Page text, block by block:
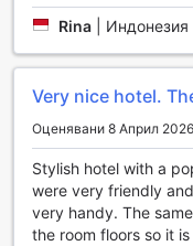
фитнес център в
насладят на
оборудване, което
кардио тренировки
намерите всичко
тренировка.
активна почивка в
Удобства в Drawing
Високо Ниво
Rina
Very nice hotel.
Оценявани 8 Април
Stylish hotel with a
were very friendly
very handy. The
the room floors so it